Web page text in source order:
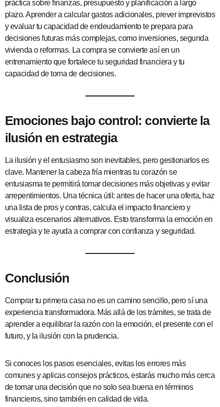
práctica sobre finanzas, presupuesto y planificación a largo
plazo. Aprender a calcular gastos adicionales, prever imprevistos
y evaluar tu capacidad de endeudamiento te prepara para
decisiones futuras más complejas, como inversiones, segunda
vivienda o reformas. La compra se convierte así en un
entrenamiento que fortalece tu seguridad financiera y tu
capacidad de toma de decisiones.
Emociones bajo control: convierte la
ilusión en estrategia
La ilusión y el entusiasmo son inevitables, pero gestionarlos es
clave. Mantener la cabeza fría mientras tu corazón se
entusiasma te permitirá tomar decisiones más objetivas y evitar
arrepentimientos. Una técnica útil: antes de hacer una oferta, haz
una lista de pros y contras, calcula el impacto financiero y
visualiza escenarios alternativos. Esto transforma la emoción en
estrategia y te ayuda a comprar con confianza y seguridad.
Conclusión
Comprar tu primera casa no es un camino sencillo, pero sí una
experiencia transformadora. Más allá de los trámites, se trata de
aprender a equilibrar la razón con la emoción, el presente con el
futuro, y la ilusión con la prudencia.
Si conoces los pasos esenciales, evitas los errores más
comunes y aplicas consejos prácticos, estarás mucho más cerca
de tomar una decisión que no solo sea buena en términos
financieros, sino también en calidad de vida.